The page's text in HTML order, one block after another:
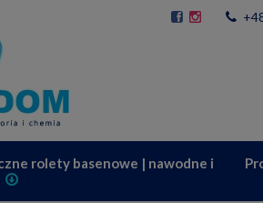
rolety basenowe | nawodne i